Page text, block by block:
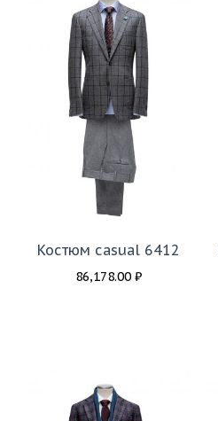
Костюм casual 6412
86,178.00 ₽